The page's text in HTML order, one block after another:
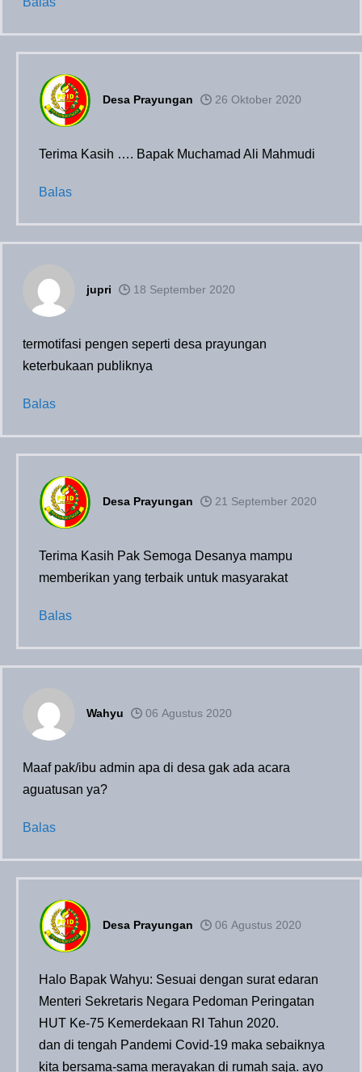
Desa Prayungan 26 Oktober 2020
Terima Kasih …. Bapak Muchamad Ali Mahmudi
Balas
jupri 18 September 2020
termotifasi pengen seperti desa prayungan
keterbukaan publiknya
Balas
Desa Prayungan 21 September 2020
Terima Kasih Pak Semoga Desanya mampu
memberikan yang terbaik untuk masyarakat
Balas
Wahyu 06 Agustus 2020
Maaf pak/ibu admin apa di desa gak ada acara
aguatusan ya?
Balas
Desa Prayungan 06 Agustus 2020
Halo Bapak Wahyu: Sesuai dengan surat edaran
Menteri Sekretaris Negara Pedoman Peringatan
HUT Ke-75 Kemerdekaan RI Tahun 2020.
dan di tengah Pandemi Covid-19 maka sebaiknya
kita bersama-sama merayakan di rumah saja. ayo